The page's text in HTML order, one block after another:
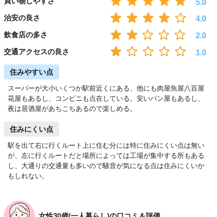
5.0
治安の良さ
4.0
飲食店の多さ
2.0
交通アクセスの良さ
1.0
住みやすい点
スーパーが大小いくつか駅前近くにある、他にも肉屋魚屋八百屋
花屋もあるし、コンビニも点在している。安いパン屋もあるし、
夜は居酒屋があちこちあるので楽しめる。
住みにくい点
駅を出て右に行くルート上に住む分には特に住みにくい点は無い
が、左に行くルートだと場所によっては工場が集中する所もある
し、大通りの交通量も多いので騒音が気になる点は住みにくいか
もしれない。